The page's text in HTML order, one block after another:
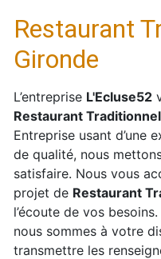
Restaurant
Gironde
L’entreprise L'Ecluse52
Restaurant Traditionnel
Entreprise usant d’une
de qualité, nous
satisfaire. Nous vous
projet de Restaurant
l’écoute de vos
nous sommes à votre
transmettre les